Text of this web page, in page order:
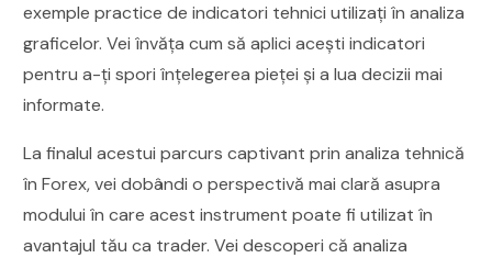
exemple practice de indicatori tehnici utilizați în analiza
graficelor. Vei învăța cum să aplici acești indicatori
pentru a-ți spori înțelegerea pieței și a lua decizii mai
informate.
La finalul acestui parcurs captivant prin analiza tehnică
în Forex, vei dobândi o perspectivă mai clară asupra
modului în care acest instrument poate fi utilizat în
avantajul tău ca trader. Vei descoperi că analiza